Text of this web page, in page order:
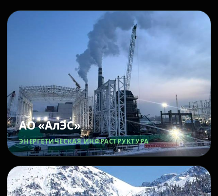
АО «АлЭС»
ЭНЕРГЕТИЧЕСКАЯ ИНФРАСТРУКТУРА